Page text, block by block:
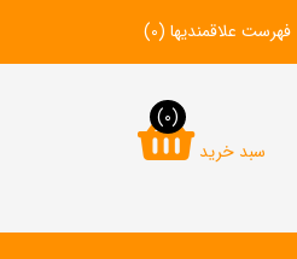
فهرست علاقمندیها (0)
سبد خرید
(0)